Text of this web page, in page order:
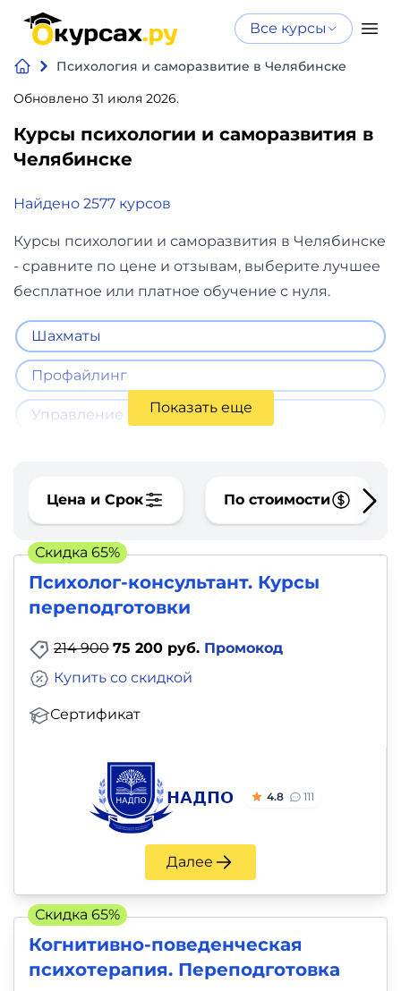
Все курсы
Психология и саморазвитие в Челябинске
Обновлено 31 июля 2026.
Курсы психологии и саморазвития в
Челябинске
Найдено 2577 курсов
Курсы психологии и саморазвития в Челябинске
- сравните по цене и отзывам, выберите лучшее
бесплатное или платное обучение с нуля.
Шахматы
Профайлинг
Управление конфликтами
Показать еще
Цена и Срок По стоимости
Психолог-консультант. Курсы
переподготовки
214 900 75 200 руб. Промокод
Сертификат
Купить со скидкой
4.8 111
Далее
Скидка 65%
Когнитивно-поведенческая
психотерапия. Переподготовка
Скидка 65%
Нейросеть
Программирование
и
финансы
Дизайн
Аналитика
Видео,
фото,
Иностранный
язык
Для
Красота,
здоровье,
Психология
саморазвитие
Репетиторы
Тесты
Курсы по
искусственному
Бесплатно